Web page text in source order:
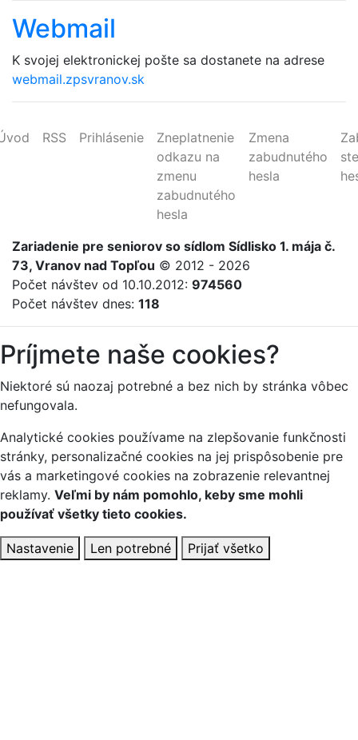
Webmail
K svojej elektronickej pošte sa dostanete na adrese
webmail.zpsvranov.sk
RSS Prihlásenie
Zneplatnenie
odkazu na
zmenu
zabudnutého
hesla
Zmena
zabudnutého
hesla
ste
Zariadenie pre seniorov so sídlom Sídlisko 1. mája č.
73, Vranov nad Topľou © 2012 - 2026
Počet návštev od 10.10.2012: 974560
Počet návštev dnes: 118
Príjmete naše cookies?
Niektoré sú naozaj potrebné a bez nich by stránka vôbec
nefungovala.
Analytické cookies používame na zlepšovanie funkčnosti
stránky, personalizačné cookies na jej prispôsobenie pre
vás a marketingové cookies na zobrazenie relevantnej
reklamy. Veľmi by nám pomohlo, keby sme mohli
používať všetky tieto cookies.
Nastavenie Len potrebné Prijať všetko